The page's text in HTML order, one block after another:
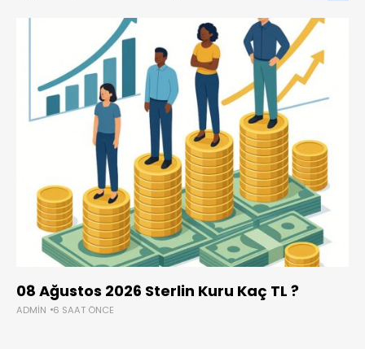
08 Ağustos 2026 Sterlin Kuru Kaç TL ?
ADMIN 6 SAAT ÖNCE